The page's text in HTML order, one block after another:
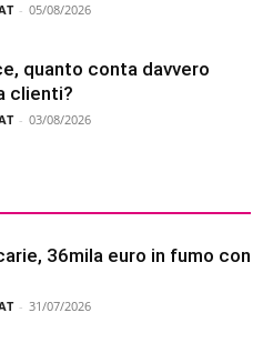
- 05/08/2026
quanto conta davvero
clienti?
- 03/08/2026
36mila euro in fumo con
- 31/07/2026